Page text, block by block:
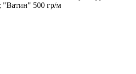
"Ватин" 500 гр/м